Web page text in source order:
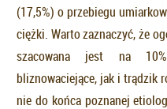
(17,5%) o przebiegu
ciężki. Warto zaznaczyć, że
szacowana jest na
bliznowaciejące, jak i trądzik
nie do końca poznanej